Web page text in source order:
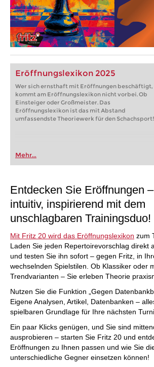
Eröffnungslexikon 2025
Wer sich ernsthaft mit Eröffnungen beschäftigt,
kommt am Eröffnungslexikon nicht vorbei. Ob
Einsteiger oder Großmeister. Das
Eröffnungslexikon ist das mit Abstand
umfassendste Theoriewerk für den Schachsport!
Mehr...
Entdecken Sie Eröffnungen
intuitiv, inspirierend mit dem
unschlagbaren Trainingsduo!
Mit Fritz 20 wird das Eröffnungslexikon zum
Laden Sie jeden Repertoirevorschlag direkt
und testen Sie ihn sofort – gegen Fritz, in
wechselnden Spielstilen. Ob Klassiker oder
Trendvarianten – Sie erleben Theorie
Nutzen Sie die Funktion „Gegen
Eigene Analysen, Artikel, Datenbanken –
spielbaren Grundlage für Ihre nächsten
Ein paar Klicks genügen, und Sie sind
ausprobieren – starten Sie Fritz 20 und
Eröffnungen zu Ihnen passen und wie Sie
unterschiedliche Gegner einsetzen können!